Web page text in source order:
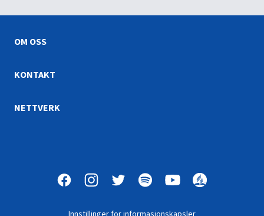
and preserve animals.
Gud skapte lyset og helt
OM OSS
KONTAKT
NETTVERK
Innstillinger for informasjonskapsler